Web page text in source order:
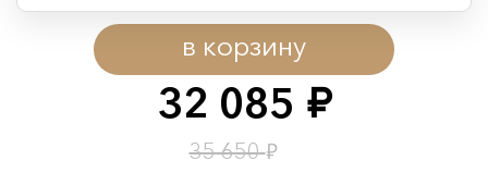
32 085 руб.
35 650₽
в корзину
Период действия акции:
Начало:
08.08.2026 00:01
Окончание:
09.08.2026 23:59
Время до окончания: